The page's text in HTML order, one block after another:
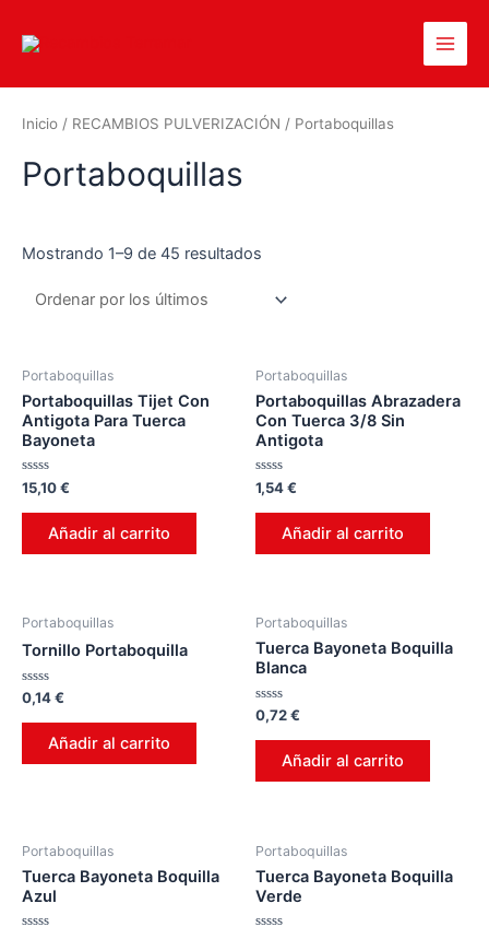
Inicio / RECAMBIOS PULVERIZACIÓN / Portaboquillas
Portaboquillas
Mostrando 1–9 de 45 resultados
Portaboquillas
Portaboquillas Tijet Con
Antigota Para Tuerca
Bayoneta
Valorado
en
0
15,10€
Añadir al carrito
Portaboquillas
Portaboquillas Abrazadera
Con Tuerca 3/8 Sin
Antigota
Valorado
en
0
1,54€
Añadir al carrito
Portaboquillas
Tornillo Portaboquilla
Valorado
en
0
0,14€
Añadir al carrito
Portaboquillas
Tuerca Bayoneta Boquilla
Blanca
Valorado
en
0
0,72€
Añadir al carrito
Portaboquillas
Tuerca Bayoneta Boquilla
Azul
Portaboquillas
Tuerca Bayoneta Boquilla
Verde